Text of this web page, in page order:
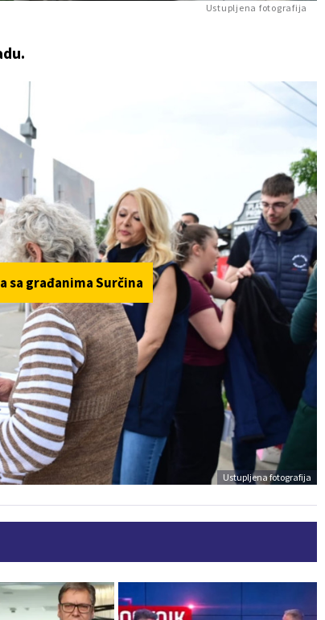
Ustupljena fotografija
Ustupljena fotografija
sa građanima Surčina